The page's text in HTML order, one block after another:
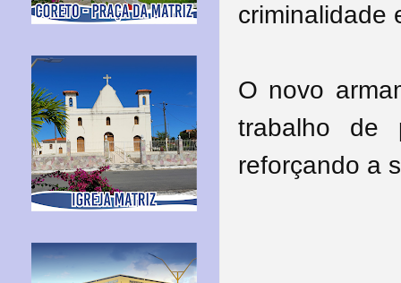
criminalidade
O novo
trabalho de
reforçando a